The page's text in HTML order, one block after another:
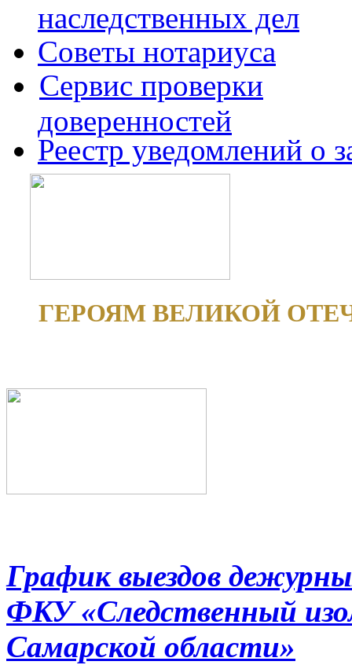
наследственных дел
Советы нотариуса
Сервис проверки
доверенностей
Реестр уведомлений о
ГЕРОЯМ ВЕЛИКОЙ
График выездов
ФКУ «Следственный
Самарской области»